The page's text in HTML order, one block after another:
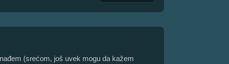
(srećom, još uvek mogu da kažem